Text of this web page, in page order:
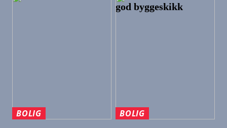
god byggeskikk
BOLIG
BOLIG